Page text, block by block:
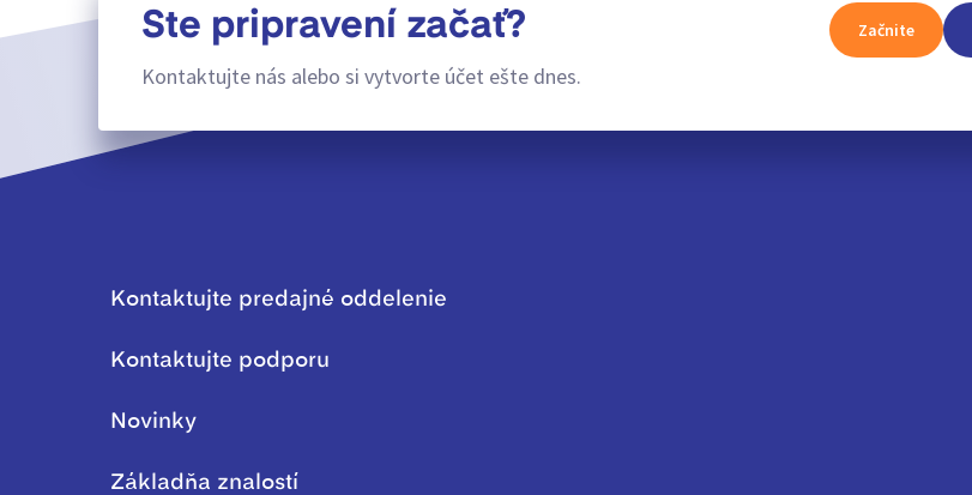
Ste pripravení začať?
Kontaktujte nás alebo si vytvorte účet ešte dnes.
Začnite
Kontaktujte predajné oddelenie
Kontaktujte podporu
Novinky
Základňa znalostí